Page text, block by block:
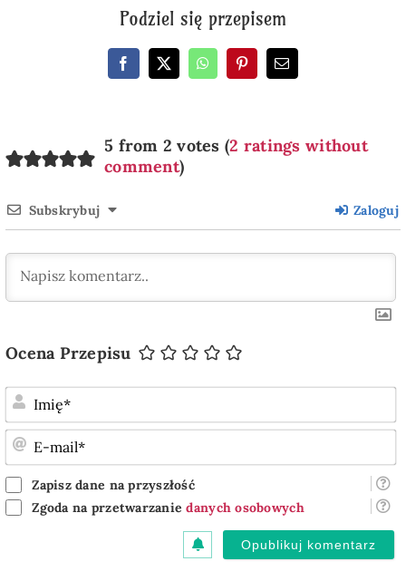
Podziel się przepisem
5 from 2 votes (2 ratings without
comment)
Subskrybuj Zaloguj
Ocena Przepisu
Zapisz dane na przyszłość
Zgoda na przetwarzaniedanych osobowych